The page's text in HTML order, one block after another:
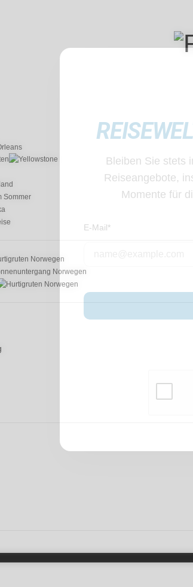
Bleiben Sie stets
Reiseangebote,
Momente für
E-Mail*
MEIN SCHIFF KREUZFAHRT
BEGLEITETE
Platzhalterinhalt vonStandard. Um auf
klicken Sie auf den Button unten.
Daten an Drittanbieter weitergegeben